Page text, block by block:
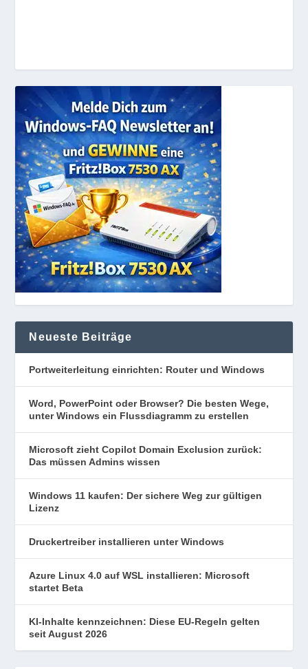
Neueste Beiträge
Portweiterleitung einrichten: Router und Windows
Word, PowerPoint oder Browser? Die besten Wege,
unter Windows ein Flussdiagramm zu erstellen
Microsoft zieht Copilot Domain Exclusion zurück:
Das müssen Admins wissen
Windows 11 kaufen: Der sichere Weg zur gültigen
Lizenz
Druckertreiber installieren unter Windows
Azure Linux 4.0 auf WSL installieren: Microsoft
startet Beta
KI-Inhalte kennzeichnen: Diese EU-Regeln gelten
seit August 2026